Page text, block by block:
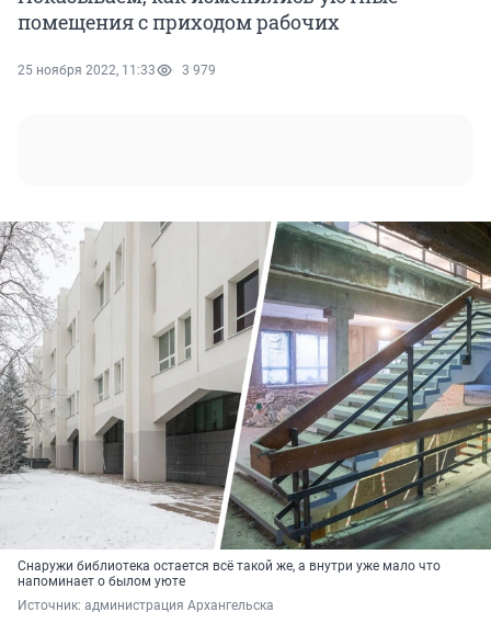
помещения с приходом рабочих
25 ноября 2022, 11:33 3 979
Снаружи библиотека остается всё такой же, а внутри уже мало что
напоминает о былом уюте
Источник: администрация Архангельска